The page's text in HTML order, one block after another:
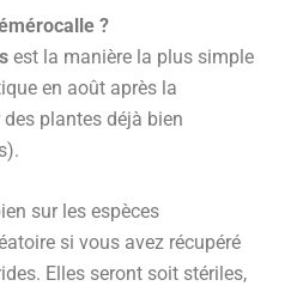
?
est la manière la plus simple
en août après la
plantes déjà bien
sur les espèces
si vous avez récupéré
Elles seront soit stériles,